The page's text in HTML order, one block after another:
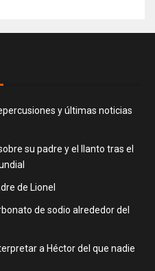
y últimas noticias
su padre y el llanto tras el
de Lionel
de sodio alrededor del
a Héctor del que nadie